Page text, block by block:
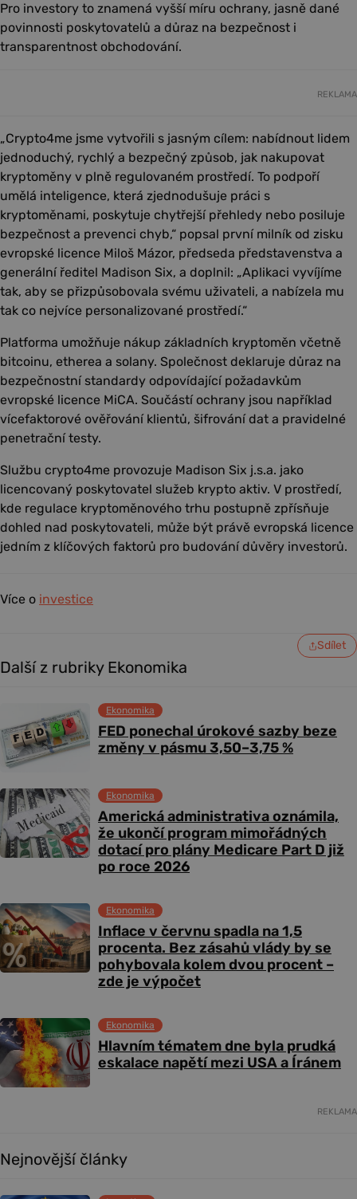
Pro investory to znamená vyšší míru ochrany, jasně dané
povinnosti poskytovatelů a důraz na bezpečnost i
transparentnost obchodování.
REKLAMA
„Crypto4me jsme vytvořili s jasným cílem: nabídnout lidem
jednoduchý, rychlý a bezpečný způsob, jak nakupovat
kryptoměny v plně regulovaném prostředí. To podpoří
umělá inteligence, která zjednodušuje práci s
kryptoměnami, poskytuje chytřejší přehledy nebo posiluje
bezpečnost a prevenci chyb,“ popsal první milník od zisku
evropské licence Miloš Mázor, předseda představenstva a
generální ředitel Madison Six, a doplnil: „Aplikaci vyvíjíme
tak, aby se přizpůsobovala svému uživateli, a nabízela mu
tak co nejvíce personalizované prostředí.“
Platforma umožňuje nákup základních kryptoměn včetně
bitcoinu, etherea a solany. Společnost deklaruje důraz na
bezpečnostní standardy odpovídající požadavkům
evropské licence MiCA. Součástí ochrany jsou například
vícefaktorové ověřování klientů, šifrování dat a pravidelné
penetrační testy.
Službu crypto4me provozuje Madison Six j.s.a. jako
licencovaný poskytovatel služeb krypto aktiv. V prostředí,
kde regulace kryptoměnového trhu postupně zpřísňuje
dohled nad poskytovateli, může být právě evropská licence
jedním z klíčových faktorů pro budování důvěry investorů.
Více o investice
Sdílet
Další z rubriky Ekonomika
FED ponechal úrokové sazby beze
změny v pásmu 3,50–3,75 %
Ekonomika
Americká administrativa oznámila,
že ukončí program mimořádných
dotací pro plány Medicare Part D již
po roce 2026
Ekonomika
Inflace v červnu spadla na 1,5
procenta. Bez zásahů vlády by se
pohybovala kolem dvou procent –
zde je výpočet
Ekonomika
Hlavním tématem dne byla prudká
eskalace napětí mezi USA a Íránem
Ekonomika
REKLAMA
Nejnovější články